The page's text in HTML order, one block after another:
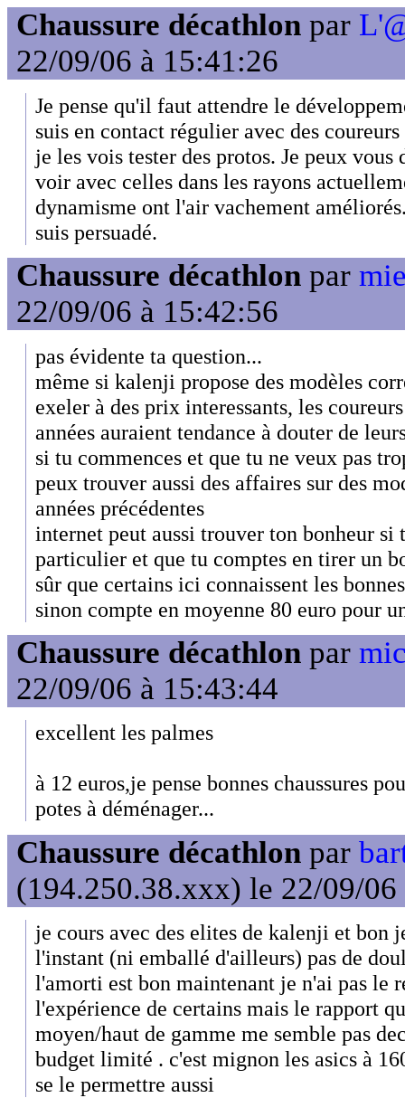
Chaussure décathlon par
22/09/06 à 15:41:26
Je pense qu'il faut attendre le
suis en contact régulier avec des
je les vois tester des protos. Je peux
voir avec celles dans les rayons
dynamisme ont l'air vachement
suis persuadé.
Chaussure décathlon par
22/09/06 à 15:42:56
pas évidente ta question...
même si kalenji propose des modèles
exeler à des prix interessants, les
années auraient tendance à douter de
si tu commences et que tu ne veux pas
peux trouver aussi des affaires sur des
années précédentes
internet peut aussi trouver ton bonheur si
particulier et que tu comptes en tirer un
sûr que certains ici connaissent les
sinon compte en moyenne 80 euro pour
Chaussure décathlon par
22/09/06 à 15:43:44
excellent les palmes
à 12 euros,je pense bonnes chaussures
potes à déménager...
Chaussure décathlon par
(194.250.38.xxx) le 22/09/06
je cours avec des elites de kalenji et bon
l'instant (ni emballé d'ailleurs) pas de
l'amorti est bon maintenant je n'ai pas le
l'expérience de certains mais le rapport
moyen/haut de gamme me semble pas
budget limité . c'est mignon les asics à
se le permettre aussi